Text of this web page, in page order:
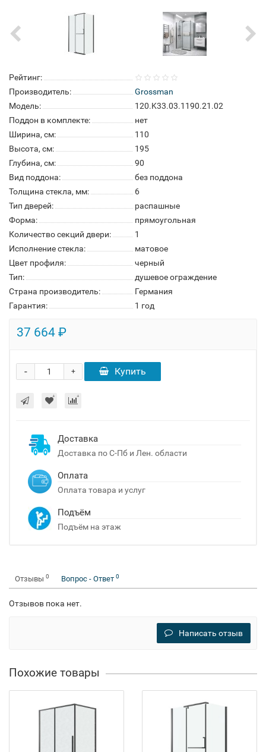
Рейтинг:
Производитель:
Grossman
Модель:
120.K33.03.1190.21.02
Поддон в комплекте:
нет
Ширина, см:
110
Высота, см:
195
Глубина, см:
90
Вид поддона:
без поддона
Толщина стекла, мм:
6
Тип дверей:
распашные
Форма:
прямоугольная
Количество секций двери:
1
Исполнение стекла:
матовое
Цвет профиля:
черный
Тип:
душевое ограждение
Страна производитель:
Германия
Гарантия:
1 год
37 664 ₽
+
- Купить
Доставка
Доставка по С-Пб и Лен. области
Оплата
Оплата товара и услуг
Подъём
Подъём на этаж
Отзывы 0 Вопрос - Ответ 0
Отзывов пока нет.
Написать отзыв
Похожие товары